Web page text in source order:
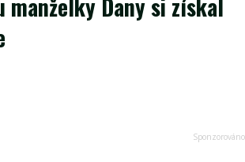
manželky Dany si získal